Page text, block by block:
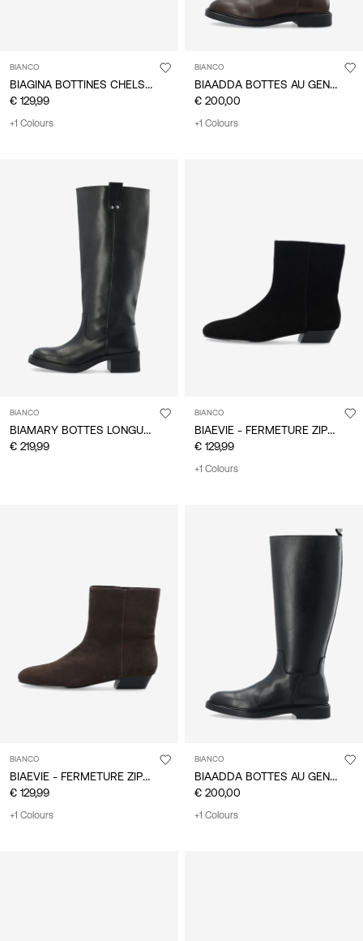
BIANCO
BIAGINA BOTTINES CHELSEA
€ 129,99
+1 Colours
BIANCO
BIAADDA BOTTES AU GENOU
€ 200,00
+1 Colours
BIANCO
BIAMARY BOTTES LONGUES
€ 219,99
BIANCO
BIAEVIE - FERMETURE ZIPPÉE LATÉRALE BOTTINES
€ 129,99
+1 Colours
BIANCO
BIAEVIE - FERMETURE ZIPPÉE LATÉRALE BOTTINES
€ 129,99
+1 Colours
BIANCO
BIAADDA BOTTES AU GENOU
€ 200,00
+1 Colours